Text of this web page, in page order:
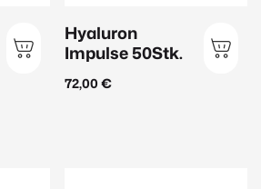
Hyaluron
Impulse 50Stk.
72,00€